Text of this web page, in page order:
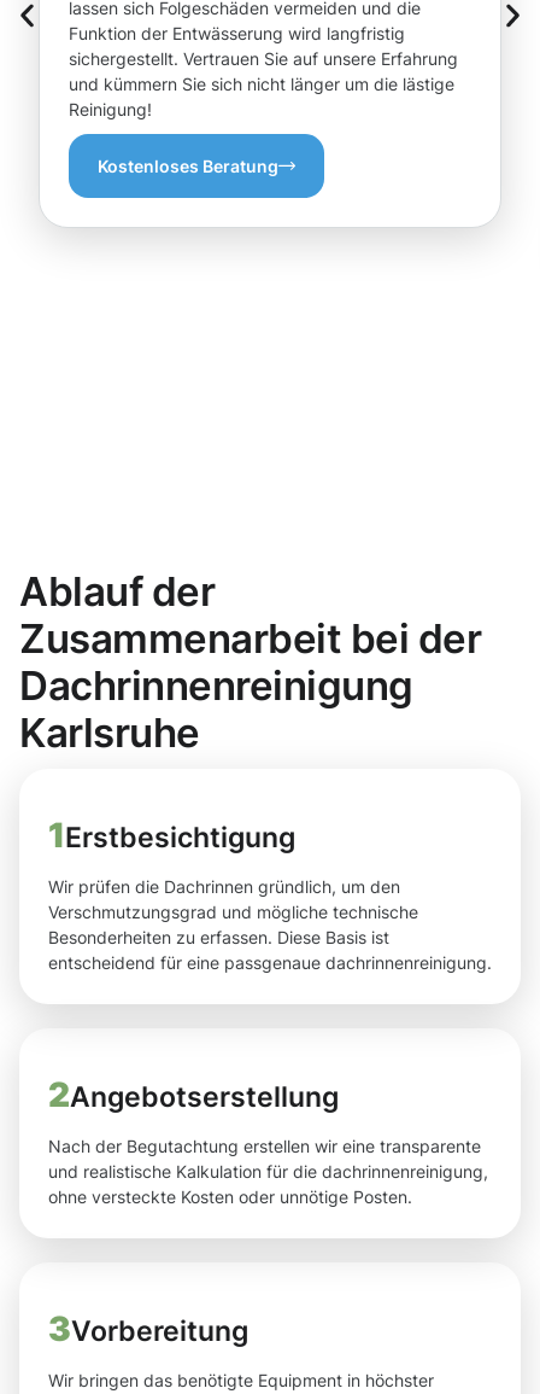
lassen sich Folgeschäden vermeiden und die
Funktion der Entwässerung wird langfristig
sichergestellt. Vertrauen Sie auf unsere Erfahrung
und kümmern Sie sich nicht länger um die lästige
Reinigung!
Kostenloses Beratung
Ablauf der
Zusammenarbeit bei der
Dachrinnenreinigung
Karlsruhe
1Erstbesichtigung
Wir prüfen die Dachrinnen gründlich, um den
Verschmutzungsgrad und mögliche technische
Besonderheiten zu erfassen. Diese Basis ist
entscheidend für eine passgenaue dachrinnenreinigung.
2Angebotserstellung
Nach der Begutachtung erstellen wir eine transparente
und realistische Kalkulation für die dachrinnenreinigung,
ohne versteckte Kosten oder unnötige Posten.
3Vorbereitung
Wir bringen das benötigte Equipment in höchster